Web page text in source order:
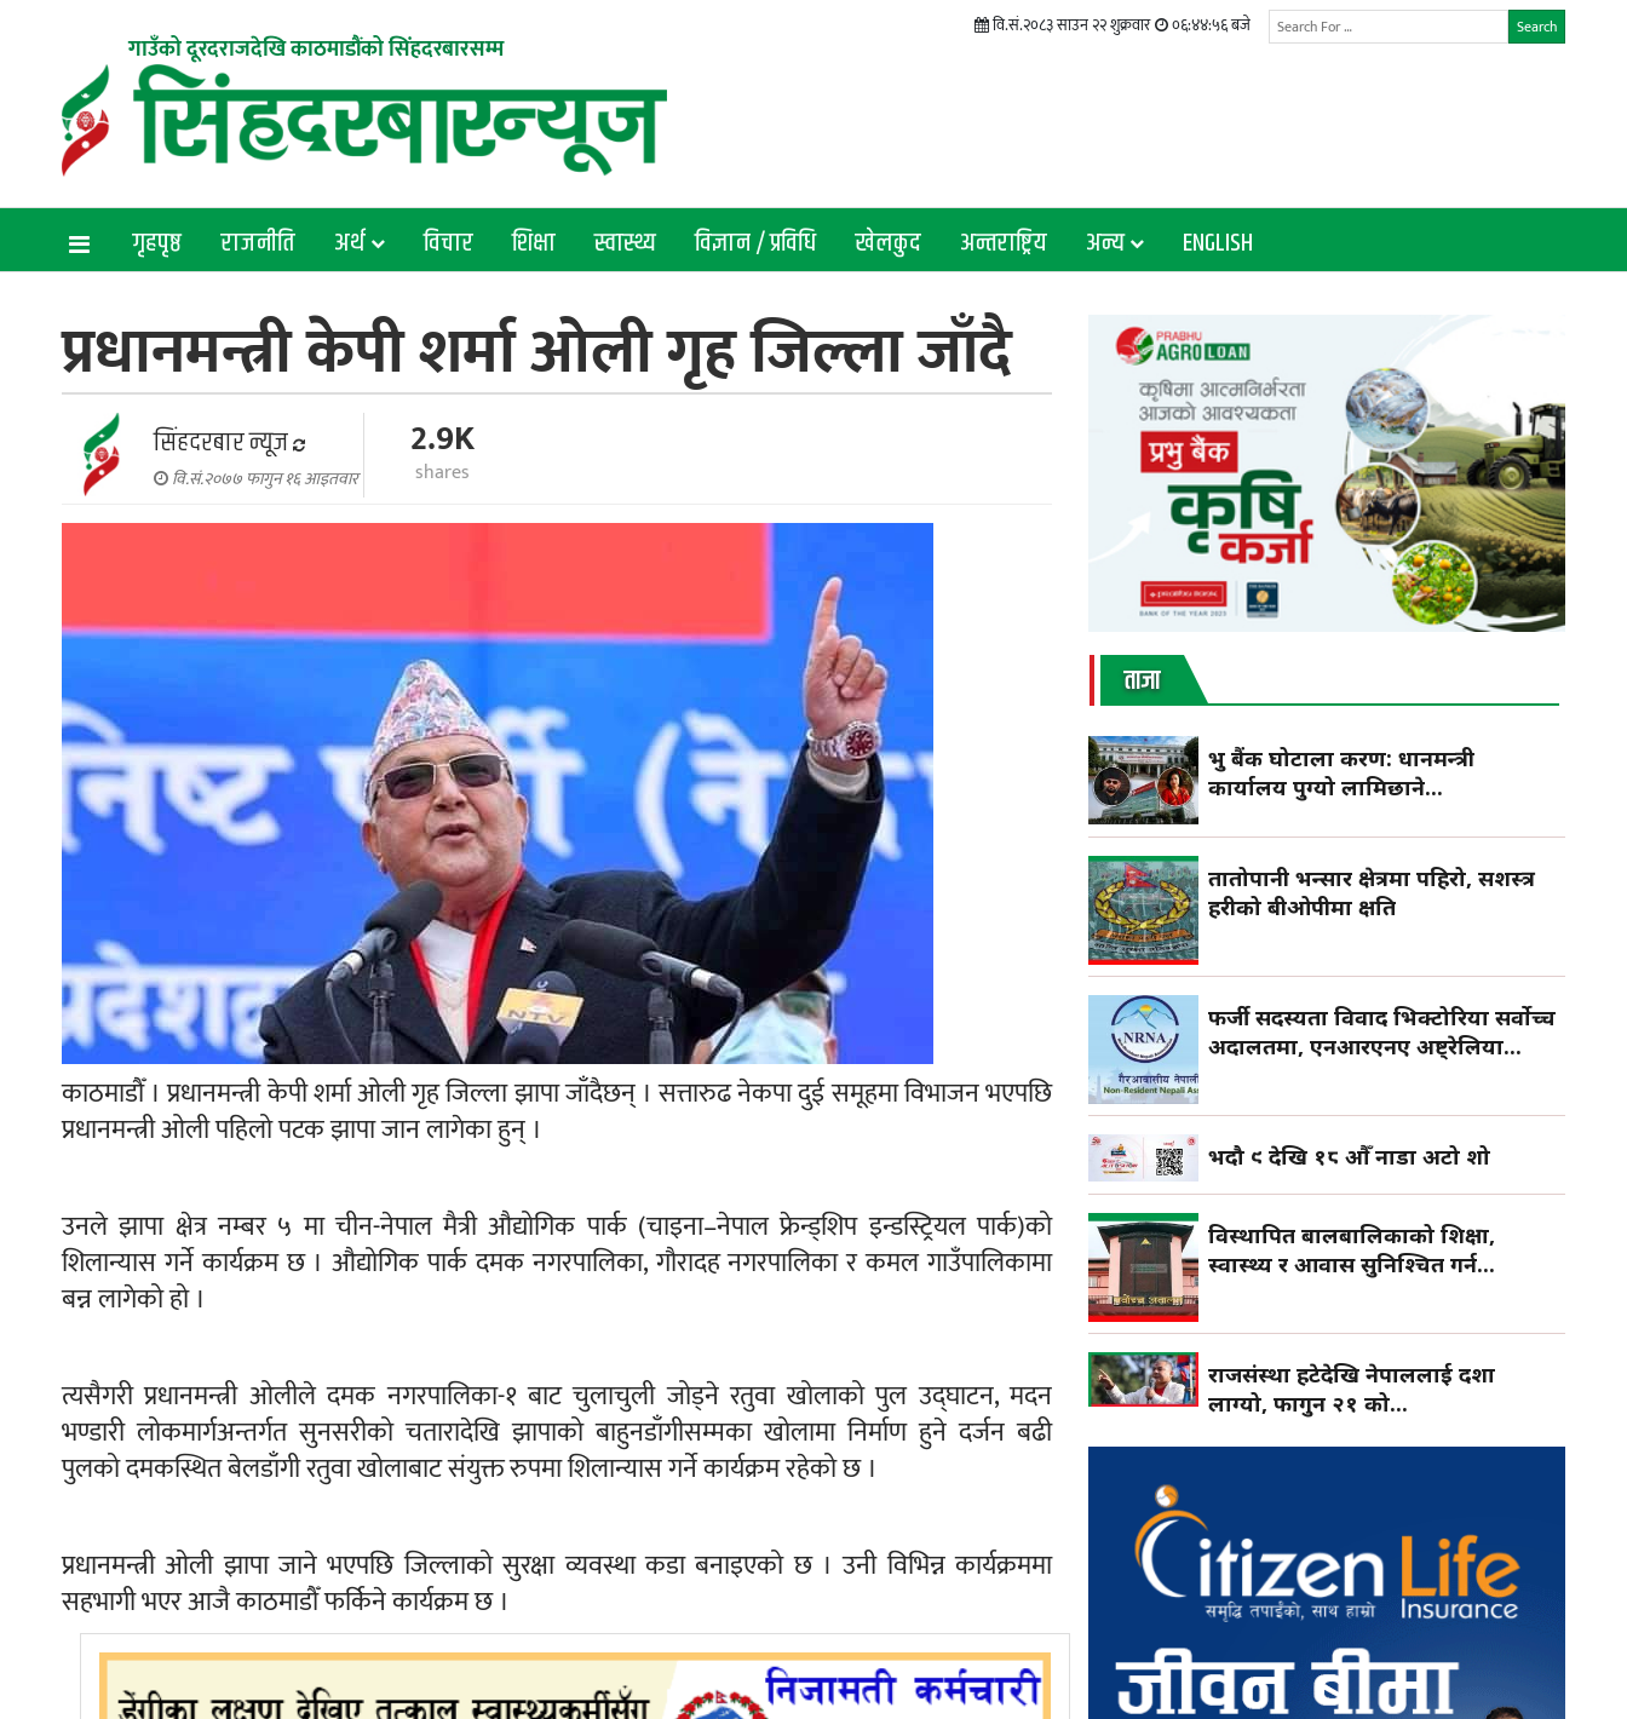
गाउँको दूरदराजदेखि काठमाडौंको सिंहदरबारसम्म
Search
वि.सं.२०८३ साउन २२ शुक्रवार ०६:४४:५७ बजे
गृहपृष्ठ राजनीति अर्थ विचार शिक्षा स्वास्थ्य विज्ञान / प्रविधि खेलकुद अन्तराष्ट्रिय अन्य ENGLISH
प्रधानमन्त्री केपी शर्मा ओली गृह जिल्ला जाँदै
सिंहदरबार न्यूज
वि.सं.२०७७ फागुन १६ आइतवार
2.9K
shares
काठमाडौँ । प्रधानमन्त्री केपी शर्मा ओली गृह जिल्ला झापा जाँदैछन् । सत्तारुढ नेकपा दुई समूहमा विभाजन भएपछि
प्रधानमन्त्री ओली पहिलो पटक झापा जान लागेका हुन् ।
उनले झापा क्षेत्र नम्बर ५ मा चीन-नेपाल मैत्री औद्योगिक पार्क (चाइना–नेपाल फ्रेन्ड्शिप इन्डस्ट्रियल पार्क)को
शिलान्यास गर्ने कार्यक्रम छ । औद्योगिक पार्क दमक नगरपालिका, गौरादह नगरपालिका र कमल गाउँपालिकामा
बन्न लागेको हो ।
त्यसैगरी प्रधानमन्त्री ओलीले दमक नगरपालिका-१ बाट चुलाचुली जोड्ने रतुवा खोलाको पुल उद्घाटन, मदन
भण्डारी लोकमार्गअन्तर्गत सुनसरीको चतारादेखि झापाको बाहुनडाँगीसम्मका खोलामा निर्माण हुने दर्जन बढी
पुलको दमकस्थित बेलडाँगी रतुवा खोलाबाट संयुक्त रुपमा शिलान्यास गर्ने कार्यक्रम रहेको छ ।
प्रधानमन्त्री ओली झापा जाने भएपछि जिल्लाको सुरक्षा व्यवस्था कडा बनाइएको छ । उनी विभिन्न कार्यक्रममा
सहभागी भएर आजै काठमाडौँ फर्किने कार्यक्रम छ ।
ताजा
प्रभु बैंक घोटाला प्रकरण: प्रधानमन्त्री
कार्यालय पुग्यो लामिछाने...
तातोपानी भन्सार क्षेत्रमा पहिरो, सशस्त्र
प्रहरीको बीओपीमा क्षति
फर्जी सदस्यता विवाद भिक्टोरिया सर्वोच्च
अदालतमा, एनआरएनए अष्ट्रेलिया...
भदौ ९ देखि १८ औँ नाडा अटो शो
विस्थापित बालबालिकाको शिक्षा,
स्वास्थ्य र आवास सुनिश्चित गर्न...
राजसंस्था हटेदेखि नेपाललाई दशा
लाग्यो, फागुन २१ को...